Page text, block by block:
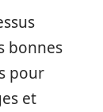
bonnes
pour
et